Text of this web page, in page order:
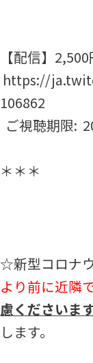
【配信】
https://
106862
ご視聴期限:
＊＊＊
☆新型コロナ
より前に近隣
慮くださいま
します。